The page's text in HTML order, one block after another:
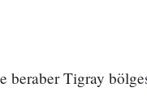
Tigray